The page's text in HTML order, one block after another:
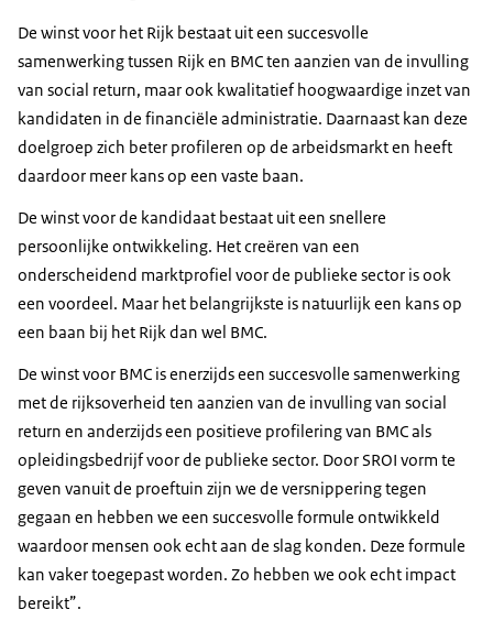
De winst voor het Rijk bestaat uit een succesvolle
samenwerking tussen Rijk en BMC ten aanzien van de invulling
van social return, maar ook kwalitatief hoogwaardige inzet van
kandidaten in de financiële administratie. Daarnaast kan deze
doelgroep zich beter profileren op de arbeidsmarkt en heeft
daardoor meer kans op een vaste baan.
De winst voor de kandidaat bestaat uit een snellere
persoonlijke ontwikkeling. Het creëren van een
onderscheidend marktprofiel voor de publieke sector is ook
een voordeel. Maar het belangrijkste is natuurlijk een kans op
een baan bij het Rijk dan wel BMC.
De winst voor BMC is enerzijds een succesvolle samenwerking
met de rijksoverheid ten aanzien van de invulling van social
return en anderzijds een positieve profilering van BMC als
opleidingsbedrijf voor de publieke sector. Door SROI vorm te
geven vanuit de proeftuin zijn we de versnippering tegen
gegaan en hebben we een succesvolle formule ontwikkeld
waardoor mensen ook echt aan de slag konden. Deze formule
kan vaker toegepast worden. Zo hebben we ook echt impact
bereikt”.